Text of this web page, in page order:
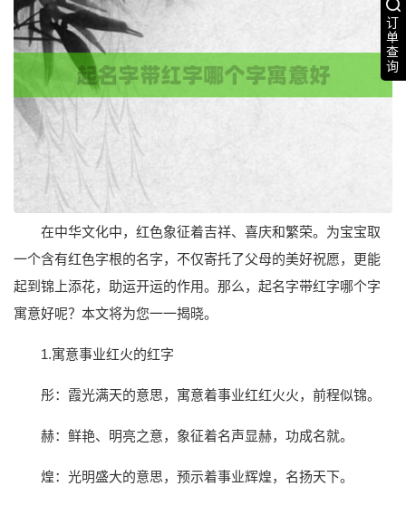
订
单
查
询
在中华文化中，红色象征着吉祥、喜庆和繁荣。为宝宝取
一个含有红色字根的名字，不仅寄托了父母的美好祝愿，更能
起到锦上添花，助运开运的作用。那么，起名字带红字哪个字
寓意好呢？本文将为您一一揭晓。
1.寓意事业红火的红字
彤：霞光满天的意思，寓意着事业红红火火，前程似锦。
赫：鲜艳、明亮之意，象征着名声显赫，功成名就。
煌：光明盛大的意思，预示着事业辉煌，名扬天下。